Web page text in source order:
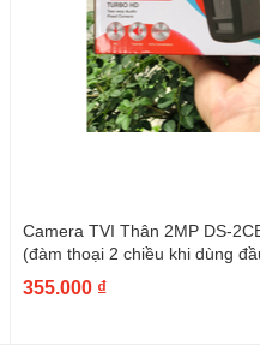
Camera TVI Thân 2MP DS-
(đàm thoại 2 chiều khi dùng
355.000 ₫